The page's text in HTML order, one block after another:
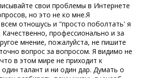
свои проблемы в Интернете
но это не ко мне.Я
отношусь и "просто поболтать' я
профессионально и за
мнение, пожалуйста, не пишите
вопрос за вопросом. Я видимо не
в этом мире не приходит к
талант и ни один дар. Думать о